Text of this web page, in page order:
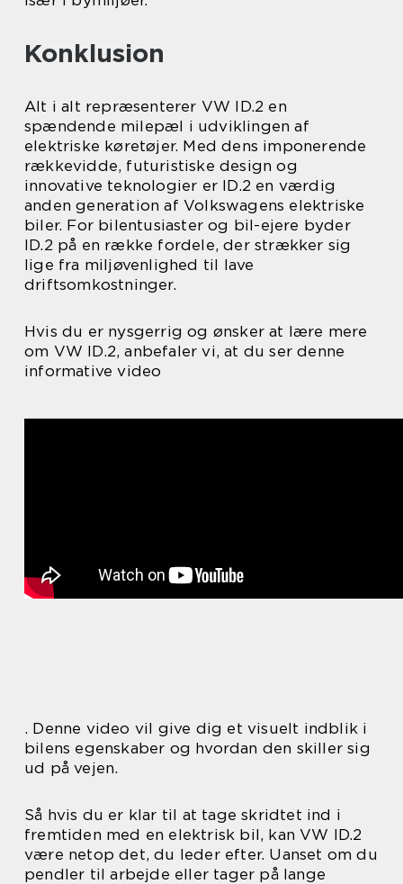
Konklusion
Alt i alt repræsenterer VW ID.2 en
spændende milepæl i udviklingen af
elektriske køretøjer. Med dens imponerende
rækkevidde, futuristiske design og
innovative teknologier er ID.2 en værdig
anden generation af Volkswagens elektriske
biler. For bilentusiaster og bil-ejere byder
ID.2 på en række fordele, der strækker sig
lige fra miljøvenlighed til lave
driftsomkostninger.
Hvis du er nysgerrig og ønsker at lære mere
om VW ID.2, anbefaler vi, at du ser denne
informative video
. Denne video vil give dig et visuelt indblik i
bilens egenskaber og hvordan den skiller sig
ud på vejen.
Så hvis du er klar til at tage skridtet ind i
fremtiden med en elektrisk bil, kan VW ID.2
være netop det, du leder efter. Uanset om du
pendler til arbejde eller tager på lange